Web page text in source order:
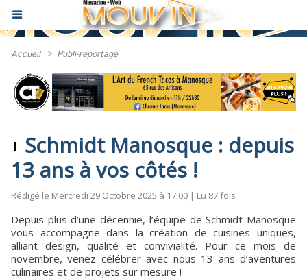
Accueil > Publi-reportage
Schmidt Manosque : depuis
13 ans à vos côtés !
Rédigé le Mercredi 29 Octobre 2025 à 17:00 | Lu 87 fois
Depuis plus d’une décennie, l’équipe de Schmidt Manosque
vous accompagne dans la création de cuisines uniques,
alliant design, qualité et convivialité. Pour ce mois de
novembre, venez célébrer avec nous 13 ans d’aventures
culinaires et de projets sur mesure !